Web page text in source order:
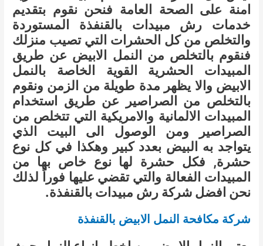
امنة على الصحة العامة فنحن نقوم بتقديم
خدمات رش مبيدات بالقنفذة المستوردة
والتخلص من كل الحشرات التي تصيب منزلك
فنقوم بالتخلص من النمل الابيض عن طريق
المبيدات الحشرية القوية الخاصة بالنمل
الابيض والا يظهر مدة طويلة من الزمن ونقوم
بالتخلص من الصراصير عن طريق استخدام
المبيدات الالمانية والامريكية التي تتخلص من
الصراصير ومن الوصول الى البيت الذي
يتواجد به البيض بعدد كبير وهكذا في كل نوع
حشرة, فكل حشرة لها نوع خاص بها من
المبيدات الفعالة والتي تقضي عليها فوراً لذلك
نحن افضل شركة رش مبيدات بالقنفذة.
شركة مكافحة النمل الابيض بالقنفذة